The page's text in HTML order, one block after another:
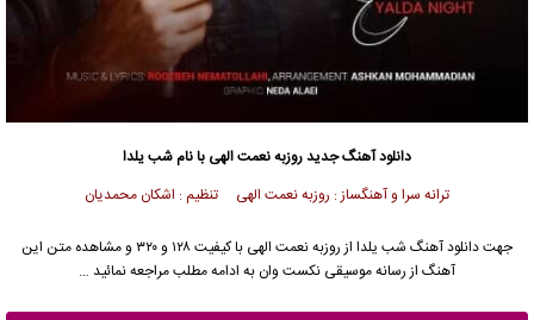
دانلود آهنگ جدیدروزبه نعمت الهی با نام ﺷﺐ ﻳﻠﺪا
ترانه سرا و آهنگساز : روزبه نعمت الهی تنظیم : اشکان محمدیان
جهت دانلود آهنگ ﺷﺐ ﻳﻠﺪا از روزبه نعمت الهی
با کیفیت ۱۲۸ و ۳۲۰ و مشاهده متن این
آهنگ از رسانه موسیقی نکست وان به ادامه مطلب مراجعه نمائید …